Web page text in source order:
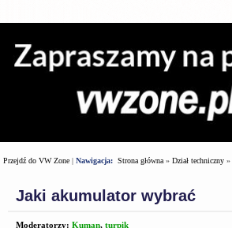
Przejdź do VW Zone | Nawigacja: Strona główna » Dział techniczny »
Jaki akumulator wybrać
Moderatorzy: Kuman, turpik